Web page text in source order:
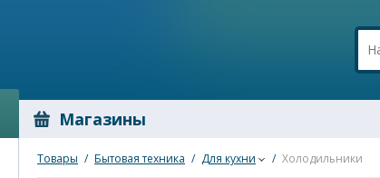
Магазины
Товары / Бытовая техника / Для кухни / Холодильники